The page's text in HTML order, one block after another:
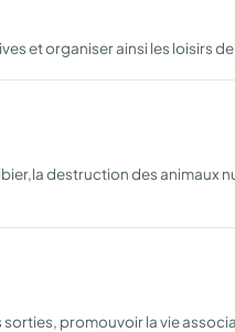
et organiser ainsi les loisirs
destruction des animaux
promouvoir la vie